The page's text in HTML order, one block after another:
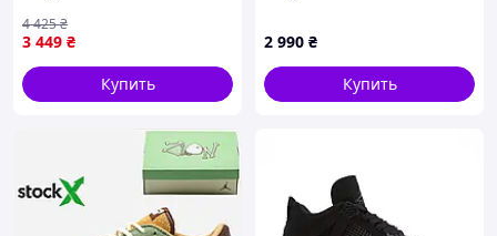
чоловічі натуральна
замша сині класичні
3 449 ₴
4 425₴
Купить
2 990 ₴
Купить